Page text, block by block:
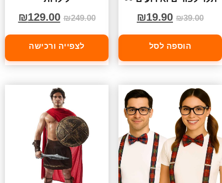
₪39.00
₪19.90
הוספה לסל
₪249.00
₪129.00
לצפייה ורכישה